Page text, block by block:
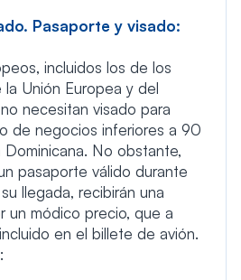
Pasaporte y visado:
incluidos los de los
Unión Europea y del
necesitan visado para
de negocios inferiores a 90
Dominicana. No obstante,
pasaporte válido durante
llegada, recibirán una
un módico precio, que a
en el billete de avión.